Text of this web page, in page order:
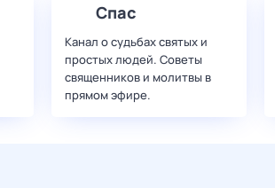
Спас
Канал о судьбах святых и
простых людей. Советы
священников и молитвы в
прямом эфире.